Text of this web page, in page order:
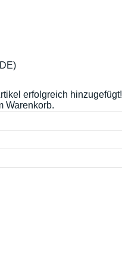
erfolgreich hinzugefügt!
Warenkorb.